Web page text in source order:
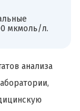
мкмоль/л.
анализа